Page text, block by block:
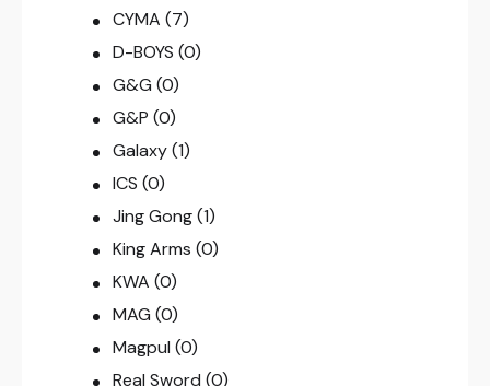
CYMA (7)
D-BOYS (0)
G&G (0)
G&P (0)
Galaxy (1)
ICS (0)
Jing Gong (1)
King Arms (0)
KWA (0)
MAG (0)
Magpul (0)
Real Sword (0)